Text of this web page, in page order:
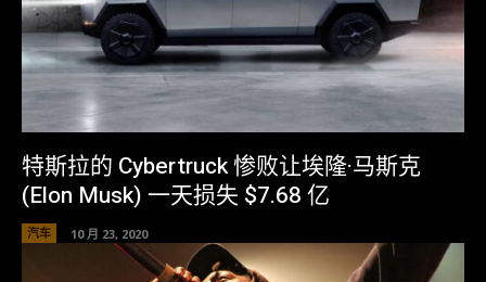
特斯拉的 Cybertruck 惨败让埃隆·马斯克
(Elon Musk) 一天损失 $7.68 亿
汽车 10 月 23, 2020